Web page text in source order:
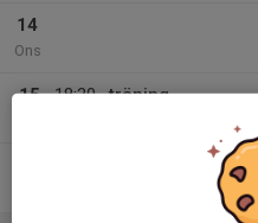
14
Ons
15
18:30
träning